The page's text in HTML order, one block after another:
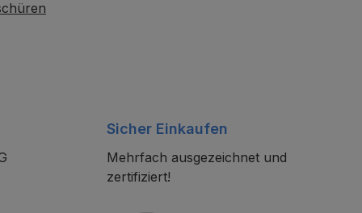
Sicher Einkaufen
Mehrfach ausgezeichnet und
zertifiziert!